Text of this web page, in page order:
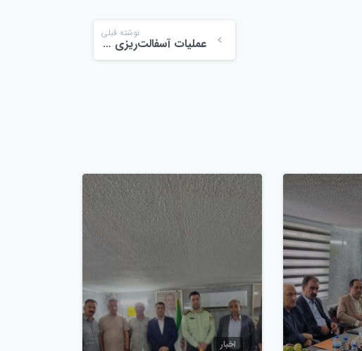
نوشته قبلی
عملیات آسفالت‌ریزی و بهسازی مسیر در مجتمع میوه و تره‌بار ولیعصر
اخبار